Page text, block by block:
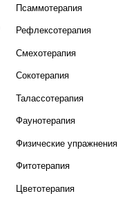
Псаммотерапия
Рефлексотерапия
Смехотерапия
Сокотерапия
Талассотерапия
Фаунотерапия
Физические упражнения
Фитотерапия
Цветотерапия